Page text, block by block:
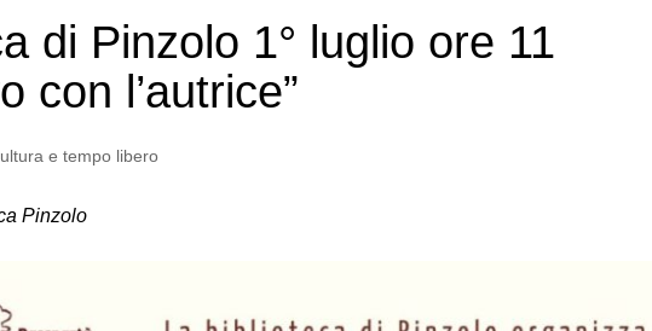
di Pinzolo 1° luglio ore 11
con l’autrice”
e tempo libero
Pinzolo